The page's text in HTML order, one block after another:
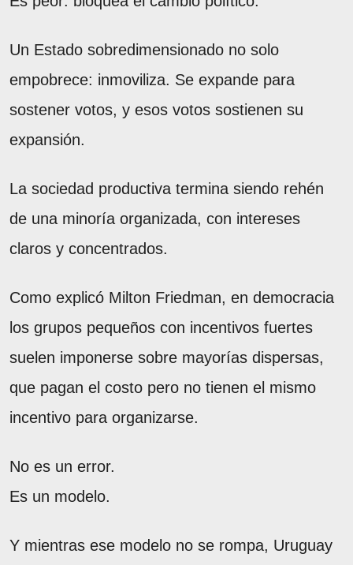
Un Estado sobredimensionado no solo
empobrece: inmoviliza. Se expande para
sostener votos, y esos votos sostienen su
expansión.
La sociedad productiva termina siendo rehén
de una minoría organizada, con intereses
claros y concentrados.
Como explicó Milton Friedman, en democracia
los grupos pequeños con incentivos fuertes
suelen imponerse sobre mayorías dispersas,
que pagan el costo pero no tienen el mismo
incentivo para organizarse.
No es un error.
Es un modelo.
Y mientras ese modelo no se rompa, Uruguay